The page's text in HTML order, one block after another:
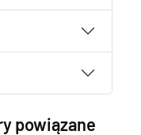
powiązane